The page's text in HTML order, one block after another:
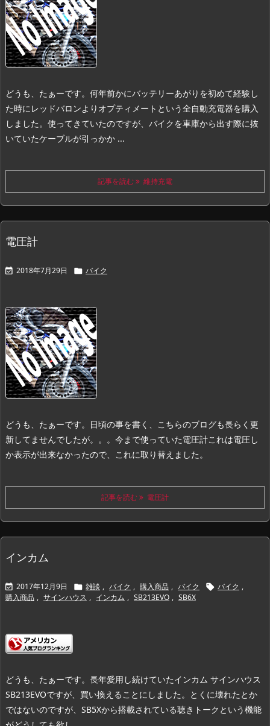
どうも、たぁーです。 何年前かにバッテリーあがりを初めて経験し
た時にレッドバロンよりオプティメートという全自動充電器を購入
しました。 使ってきていたのですが、バイクを車庫から出す際に抜
いていたケーブルが引っかか ...
記事を読む 維持充電
電圧計
 2018年7月29日  バイク
どうも、たぁーです。
日頃の事を書く、こちらのブログも長らく更
新してませんでしたが。。。 今まで使っていた電圧計これは電圧し
か表示が出来なかったので、
これに取り替えました。
記事を読む 電圧計
インカム
 2017年12月9日  雑談 , バイク , 購入商品 , バイク  バイク ,
購入商品 , サインハウス , インカム , SB213EVO , SB6X
どうも、たぁーです。 長年愛用し続けていたインカム サインハウス
SB213EVOですが、買い換えることにしました。
とくに壊れたとか
ではないのですが、SB5Xから搭載されている聴きトークという機能